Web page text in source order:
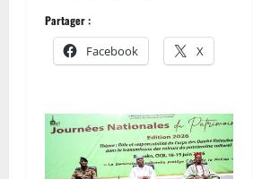
Partager :
Facebook X